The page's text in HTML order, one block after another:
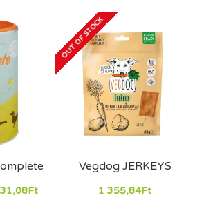
OUT OF STOCK
Vegdog JERKEYS
1 355,84Ft